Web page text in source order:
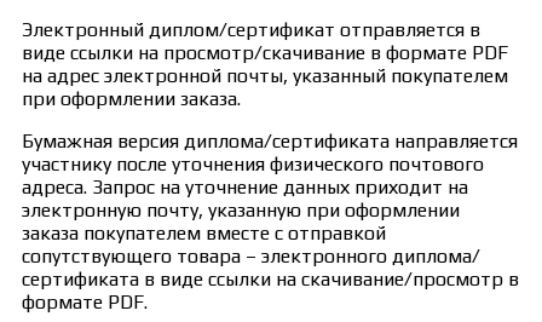
Электронный диплом/сертификат отправляется в
виде ссылки на просмотр/скачивание в формате PDF
на адрес электронной почты, указанный покупателем
при оформлении заказа.
Бумажная версия диплома/сертификата направляется
участнику после уточнения физического почтового
адреса. Запрос на уточнение данных приходит на
электронную почту, указанную при оформлении
заказа покупателем вместе с отправкой
сопутствующего товара – электронного диплома/
сертификата в виде ссылки на скачивание/просмотр в
формате PDF.